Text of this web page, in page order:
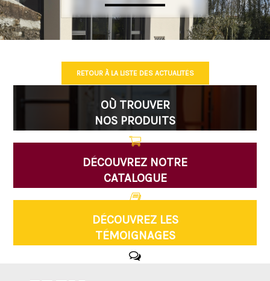
RETOUR À LA LISTE DES ACTUALITÉS
OÙ TROUVER
NOS PRODUITS
DÉCOUVREZ NOTRE
CATALOGUE
DÉCOUVREZ LES
TÉMOIGNAGES